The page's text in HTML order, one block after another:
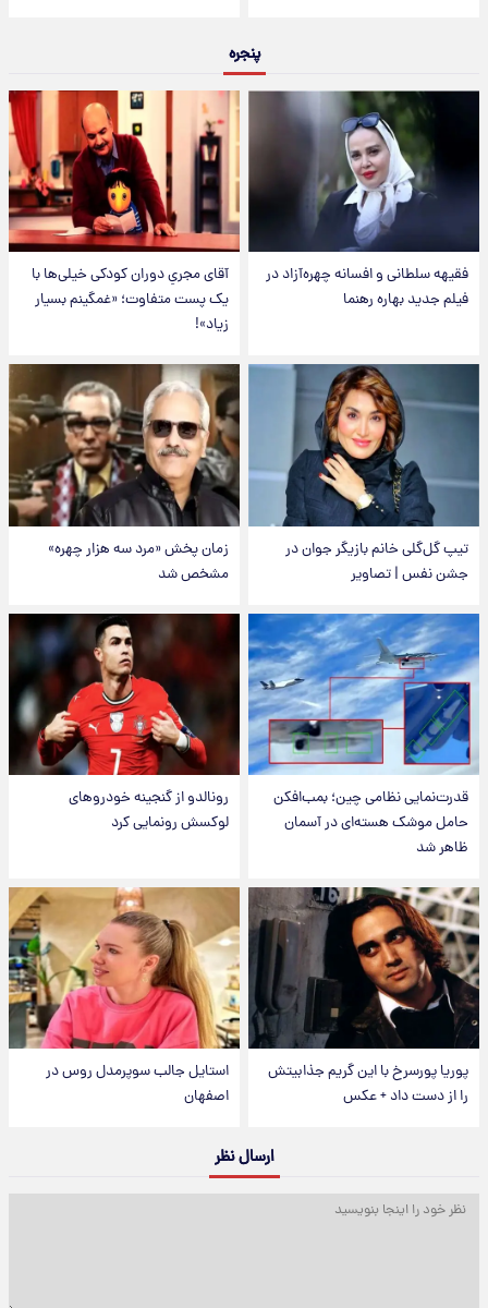
پنجره
فقیهه سلطانی و افسانه چهره‌آزاد در
فیلم جدید بهاره رهنما
آقای مجریِ دوران کودکی خیلی‌ها با
یک پست متفاوت؛ «غمگینم بسیار
زیاد»!
تیپ گل‌گلی خانم بازیگر جوان در
جشن نفس | تصاویر
زمان پخش «مرد سه هزار چهره»
مشخص شد
قدرت‌نمایی نظامی چین؛ بمب‌افکن
حامل موشک هسته‌ای در آسمان
ظاهر شد
رونالدو از گنجینه خودروهای
لوکسش رونمایی کرد
پوریا پورسرخ با این گریم جذابیتش
را از دست داد + عکس
استایل جالب سوپرمدل روس در
اصفهان
ارسال نظر